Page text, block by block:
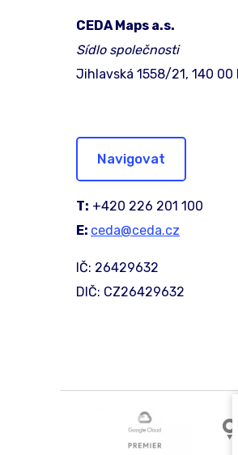
CEDA Maps a.s.
Sídlo společnosti
Jihlavská 1558/21, 140 00
Navigovat
T: +420 226 201 100
E: ceda@ceda.cz
IČ: 26429632
DIČ: CZ26429632